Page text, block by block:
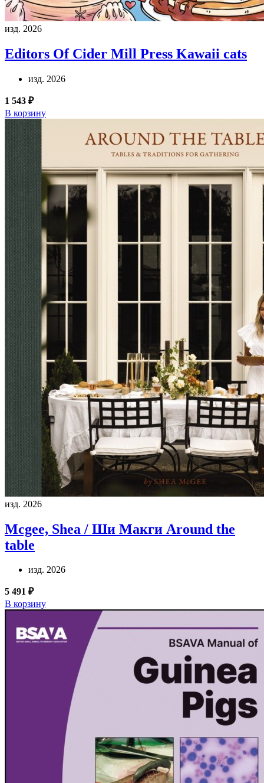
изд. 2026
Editors Of Cider Mill Press Kawaii cats
изд. 2026
1 543 ₽
В корзину
изд. 2026
Mcgee, Shea / Ши Макги Around the
table
изд. 2026
5 491 ₽
В корзину